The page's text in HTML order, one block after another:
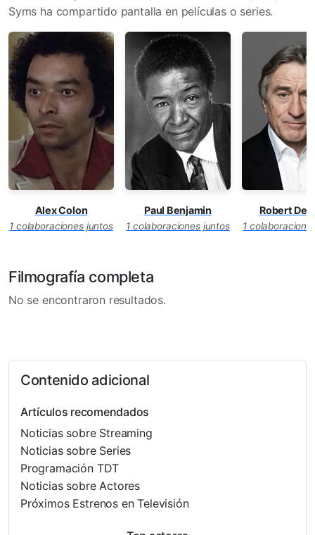
Syms ha compartido pantalla en películas o series.
Alex Colon
1 colaboraciones juntos
Paul Benjamin
1 colaboraciones juntos
Robert De
1
Filmografía completa
No se encontraron resultados.
Contenido adicional
Artículos recomendados
Noticias sobre Streaming
Noticias sobre Series
Programación TDT
Noticias sobre Actores
Próximos Estrenos en Televisión